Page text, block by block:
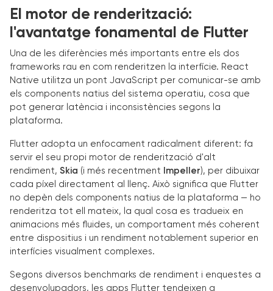
El motor de renderització:
l'avantatge fonamental de Flutter
Una de les diferències més importants entre els dos
frameworks rau en com renderitzen la interfície. React
Native utilitza un pont JavaScript per comunicar-se amb
els components natius del sistema operatiu, cosa que
pot generar latència i inconsistències segons la
plataforma.
Flutter adopta un enfocament radicalment diferent: fa
servir el seu propi motor de renderització d'alt
rendiment, Skia (i més recentment Impeller), per dibuixar
cada píxel directament al llenç. Això significa que Flutter
no depèn dels components natius de la plataforma — ho
renderitza tot ell mateix, la qual cosa es tradueix en
animacions més fluides, un comportament més coherent
entre dispositius i un rendiment notablement superior en
interfícies visualment complexes.
Segons diversos benchmarks de rendiment i enquestes a
desenvolupadors, les apps Flutter tendeixen a